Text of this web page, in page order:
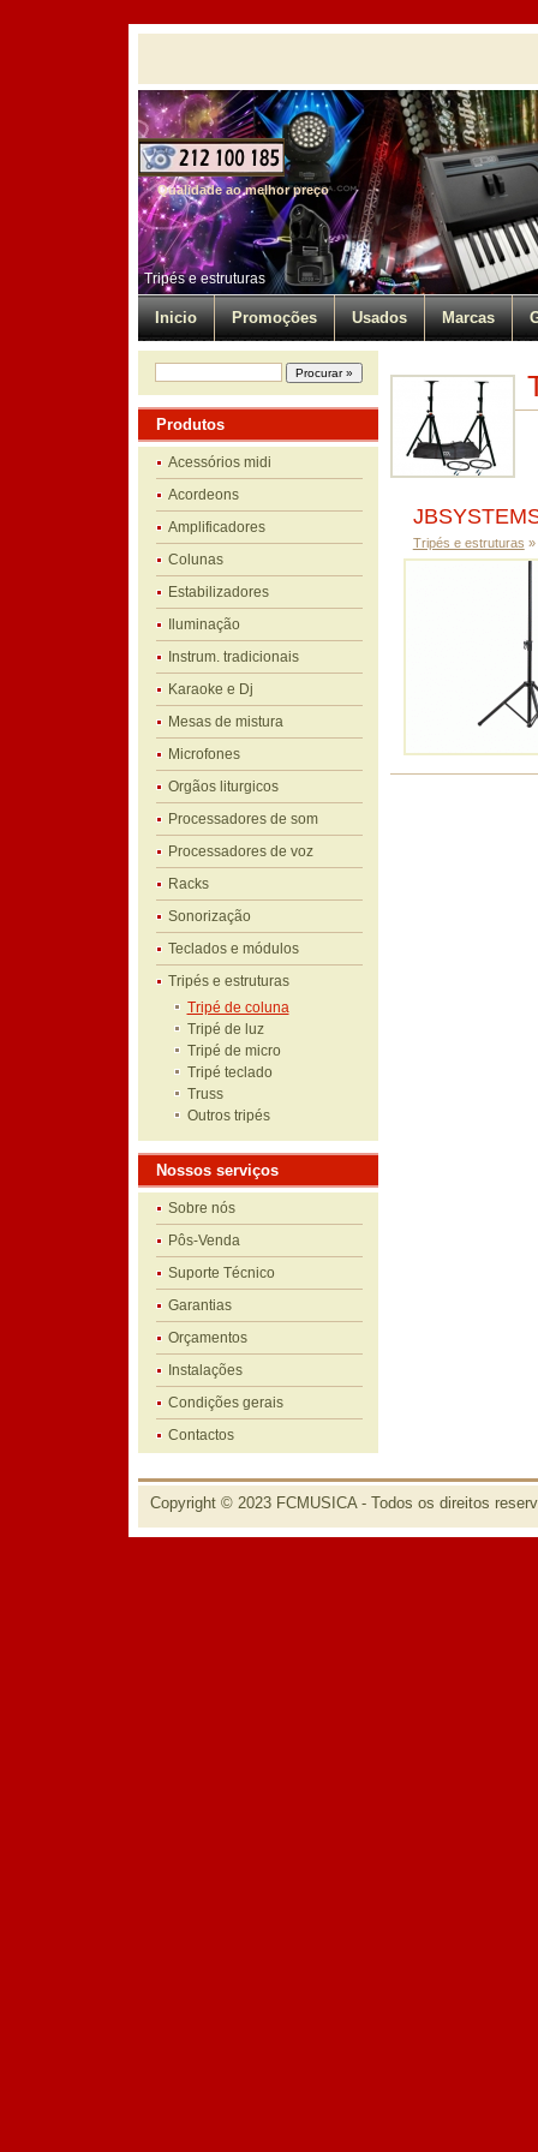
Qualidade ao melhor preço
Tripés e estruturas
Inicio Promoções Usados Marcas
Produtos
Acessórios midi
Acordeons
Amplificadores
Colunas
Estabilizadores
Iluminação
Instrum. tradicionais
Karaoke e Dj
Mesas de mistura
Microfones
Orgãos liturgicos
Processadores de som
Processadores de voz
Racks
Sonorização
Teclados e módulos
Tripés e estruturas
Tripé de coluna
Tripé de luz
Tripé de micro
Tripé teclado
Truss
Outros tripés
Nossos serviços
Sobre nós
Pôs-Venda
Suporte Técnico
Garantias
Orçamentos
Instalações
Condições gerais
Contactos
Tripés e estruturas »
Copyright © 2023 FCMUSICA - Todos os direitos